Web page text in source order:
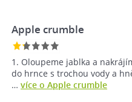
Apple crumble
1. Oloupeme jablka a
do hrnce s trochou vody a
… více o Apple crumble